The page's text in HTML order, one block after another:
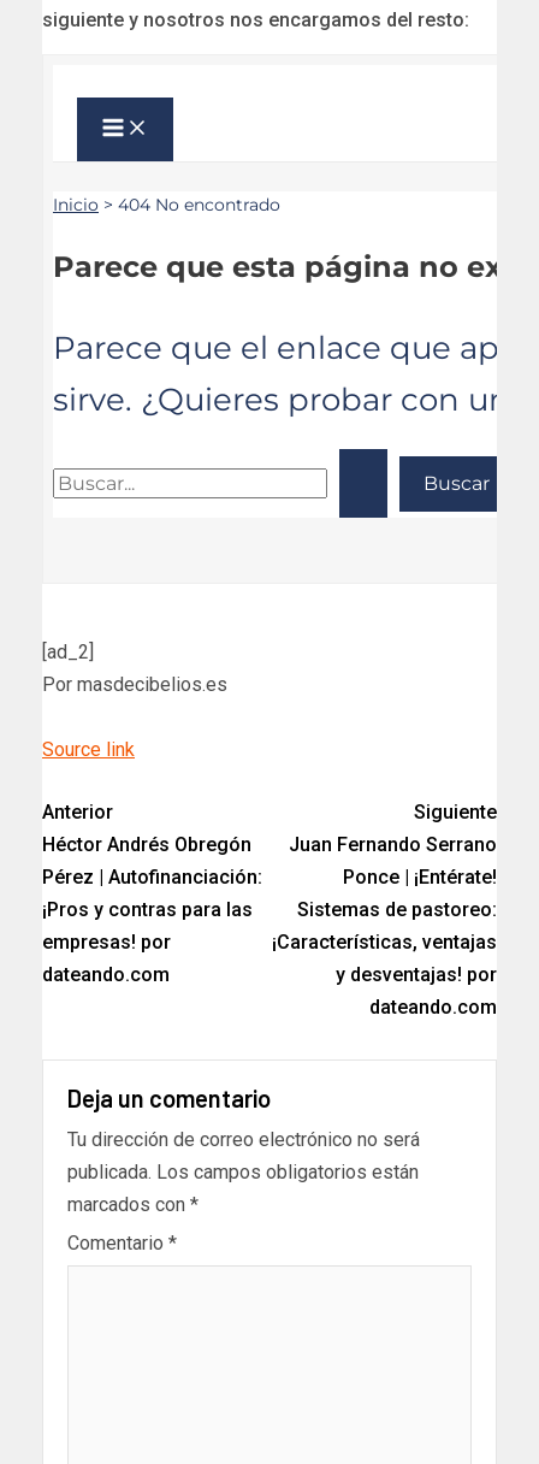
siguiente y nosotros nos encargamos del resto:
[ad_2]
Por masdecibelios.es
Source link
Anterior
Héctor Andrés Obregón
Pérez | Autofinanciación:
¡Pros y contras para las
empresas! por
dateando.com
Siguiente
Juan Fernando Serrano
Ponce | ¡Entérate!
Sistemas de pastoreo:
¡Características, ventajas
y desventajas! por
dateando.com
Deja un comentario
Tu dirección de correo electrónico no será
publicada. Los campos obligatorios están
marcados con *
Comentario *